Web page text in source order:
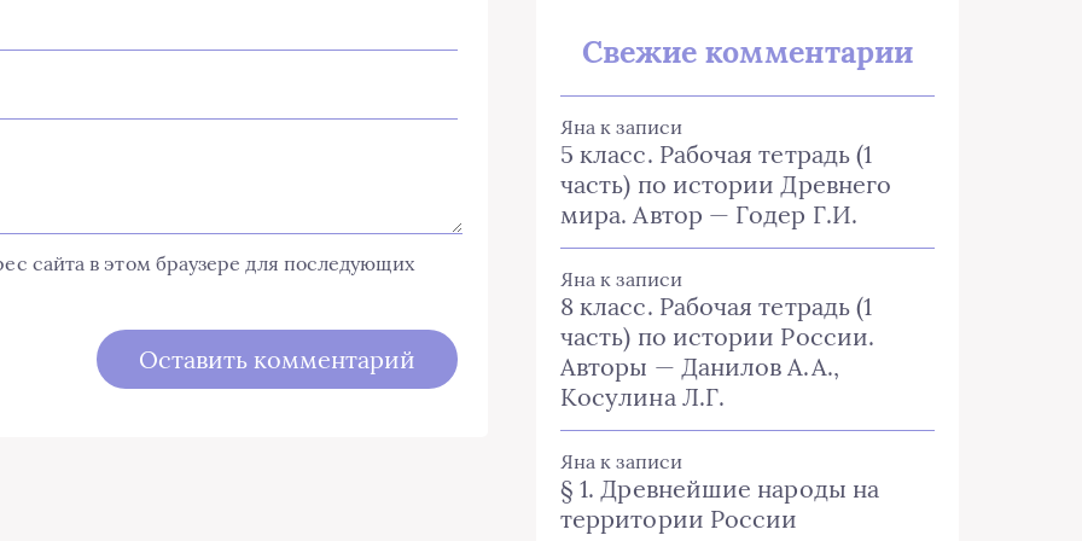
сайта в этом браузере для последующих
Свежие комментарии
Яна к записи
5 класс. Рабочая тетрадь (1
часть) по истории Древнего
мира. Автор — Годер Г.И.
Яна к записи
8 класс. Рабочая тетрадь (1
часть) по истории России.
Авторы — Данилов А.А.,
Косулина Л.Г.
Яна к записи
§ 1. Древнейшие народы на
территории России